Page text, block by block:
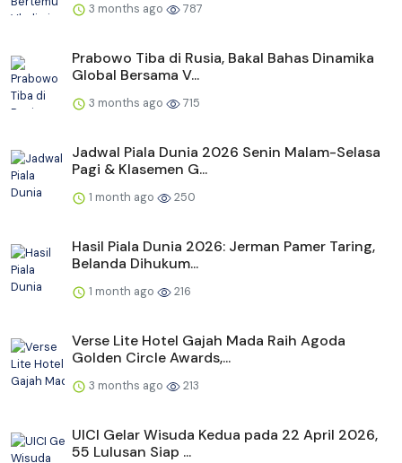
3 months ago 787
Prabowo Tiba di Rusia, Bakal Bahas Dinamika
Global Bersama V...
3 months ago 715
Jadwal Piala Dunia 2026 Senin Malam-Selasa
Pagi & Klasemen G...
1 month ago 250
Hasil Piala Dunia 2026: Jerman Pamer Taring,
Belanda Dihukum...
1 month ago 216
Verse Lite Hotel Gajah Mada Raih Agoda
Golden Circle Awards,...
3 months ago 213
UICI Gelar Wisuda Kedua pada 22 April 2026,
55 Lulusan Siap ...